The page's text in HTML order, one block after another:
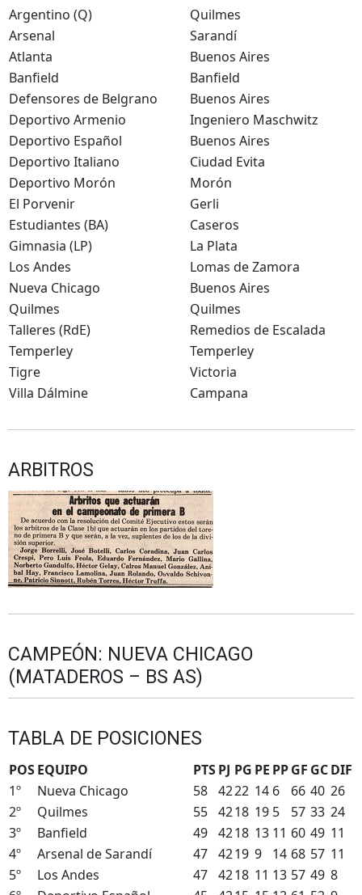
Argentino (Q)
Quilmes
Arsenal
Sarandí
Atlanta
Buenos Aires
Banfield
Banfield
Defensores de Belgrano
Buenos Aires
Deportivo Armenio
Ingeniero Maschwitz
Deportivo Español
Buenos Aires
Deportivo Italiano
Ciudad Evita
Deportivo Morón
Morón
El Porvenir
Gerli
Estudiantes (BA)
Caseros
Gimnasia (LP)
La Plata
Los Andes
Lomas de Zamora
Nueva Chicago
Buenos Aires
Quilmes
Quilmes
Talleres (RdE)
Remedios de Escalada
Temperley
Temperley
Tigre
Victoria
Villa Dálmine
Campana
ARBITROS
CAMPEÓN: NUEVA CHICAGO
(MATADEROS – BS AS)
TABLA DE POSICIONES
POS EQUIPO PTS PJ PG PE PP GF GC DIF
1º
Nueva Chicago 58 4222 14 6 66 40 26
2º
Quilmes 55 4218 19 5 57 33 24
3º
Banfield 49 4218 13 11 60 49 11
4º
Arsenal de Sarandí 47 4219 9 14 68 57 11
5º
Los Andes 47 4218 11 13 57 49 8